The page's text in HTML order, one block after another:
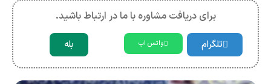
برای دریافت مشاوره با ما در ارتباط باشید.
تلگرام واتس اپ بله